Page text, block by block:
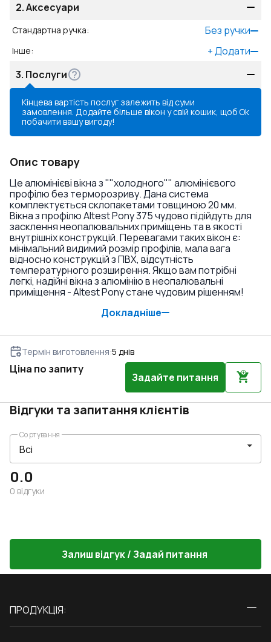
2.Аксесуари
Стандартна ручка: Без ручки
Інше: +Додати
3. Послуги
Кінцева вартість послуг залежить від суми
замовлення. Додайте більше вікон у свій кошик, щоб
побачити вашу вигоду!
Ok
Опис товару
Це алюмінієві вікна з ""холодного"" алюмінієвого
профілю без терморозриву. Дана система
комплектується склопакетами товщиною 20 мм.
Вікна з профілю Altest Pony 375 чудово підійдуть для
засклення неопалювальних приміщень та в якості
внутрішніх конструкцій. Перевагами таких вікон є:
мінімальний видимий розмір профілів, мала вага
відносно конструкцій з ПВХ, відсутність
температурного розширення. Якщо вам потрібні
легкі, надійні вікна з алюмінію в неопалювальні
приміщення - Altest Pony стане чудовим рішенням!
Докладніше
Термін виготовлення:5 днів
Ціна по запиту
Задайте питання
Відгуки та запитання клієнтів
0.0
0 відгуки
Сортування
Залиш відгук / Задай питання
ПРОДУКЦІЯ: